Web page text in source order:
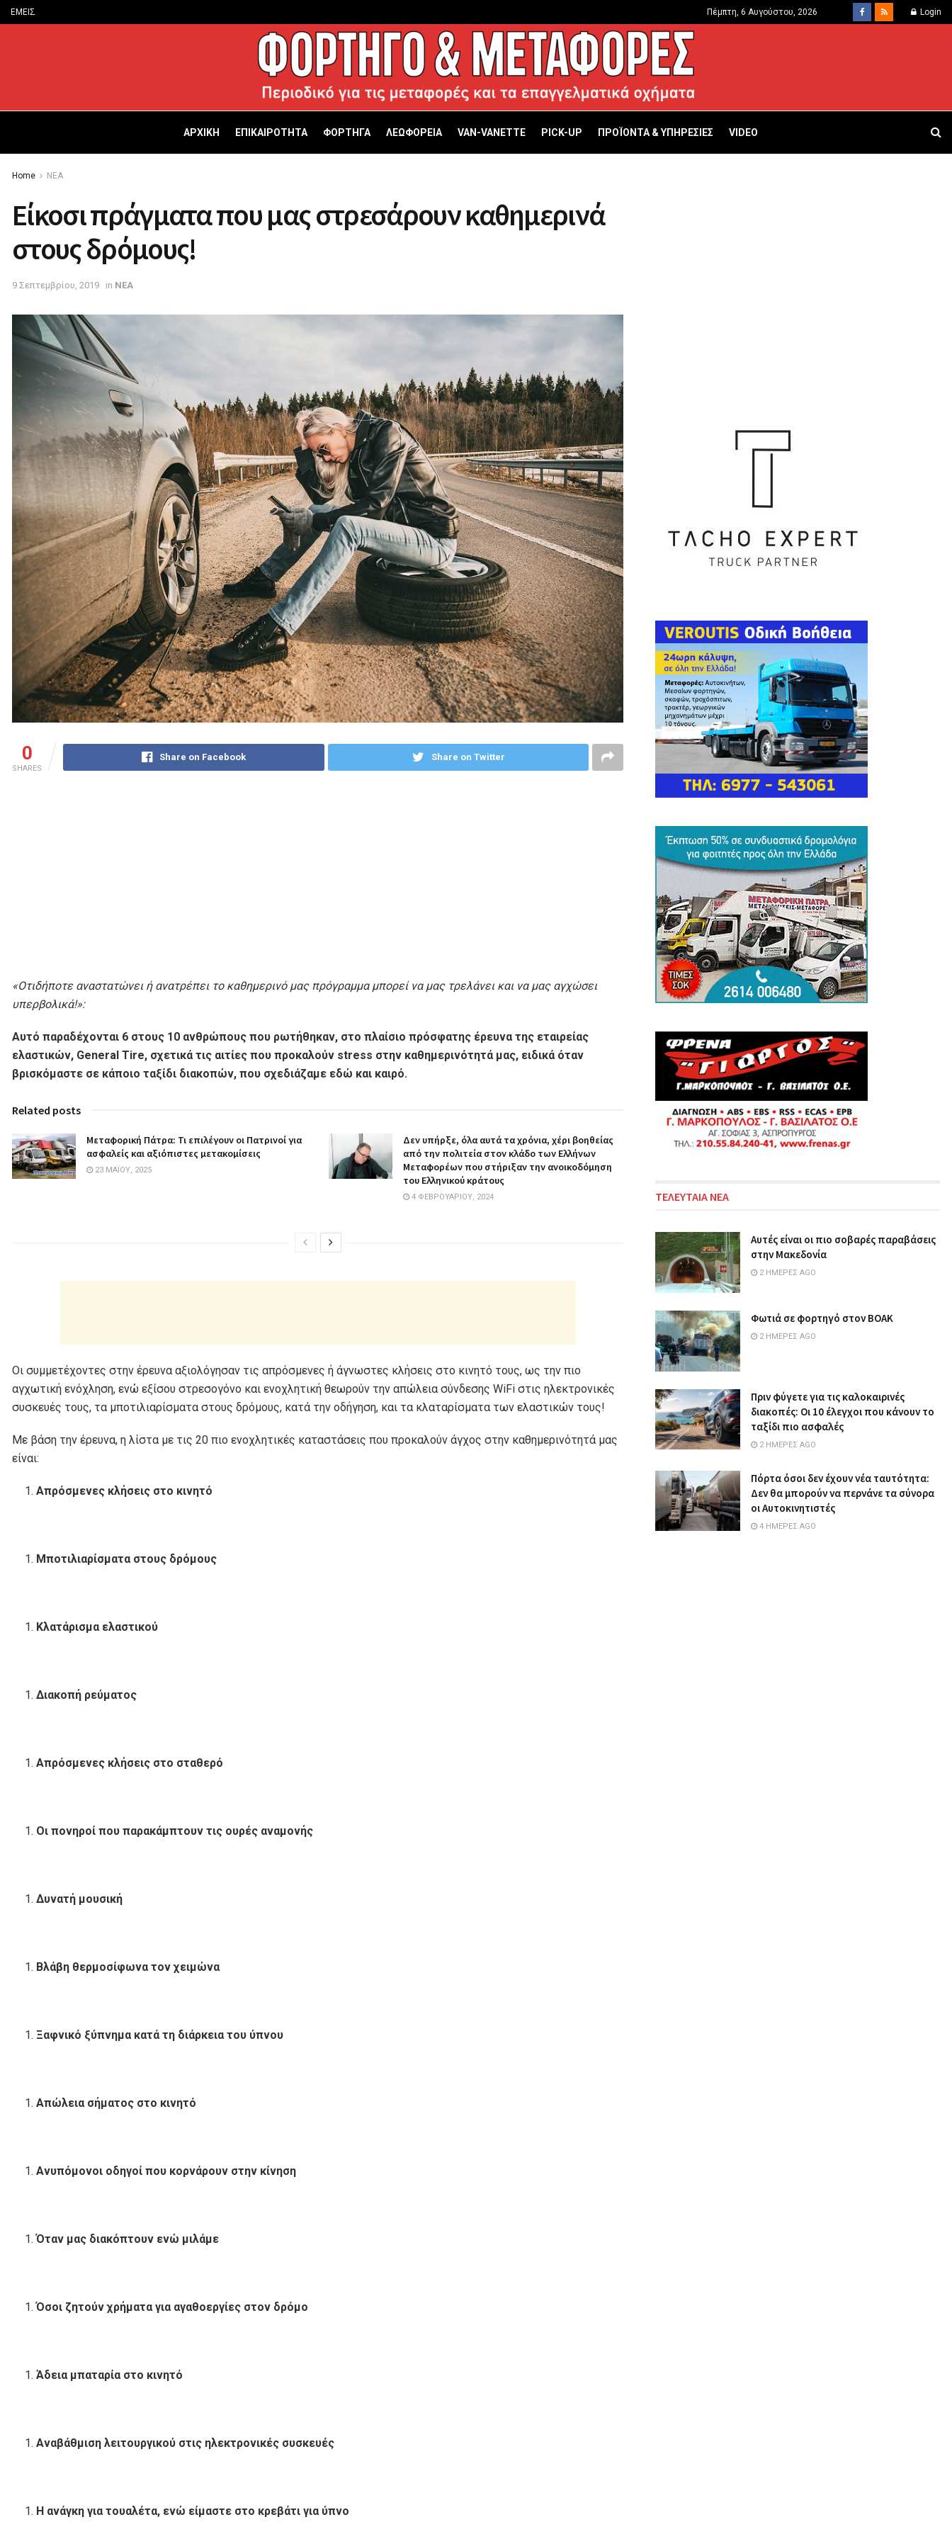
ΕΜΕΙΣ Πέμπτη, 6 Αυγούστου, 2026 Login
ΑΡΧΙΚΗ ΕΠΙΚΑΙΡΟΤΗΤΑ ΦΟΡΤΗΓΑ ΛΕΩΦΟΡΕΙΑ VAN-VANETTΕ PICK-UP ΠΡΟΪΟΝΤΑ & ΥΠΗΡΕΣΙΕΣ VIDEO
Home ΝΕΑ
Είκοσι πράγματα που μας στρεσάρουν καθημερινά
στους δρόμους!
9 Σεπτεμβρίου, 2019 in ΝΕΑ
0
SHARES
Share on Facebook Share on Twitter
«Οτιδήποτε αναστατώνει ή ανατρέπει το καθημερινό μας πρόγραμμα μπορεί να μας τρελάνει και να μας αγχώσει
υπερβολικά!»:
Αυτό παραδέχονται 6 στους 10 ανθρώπους που ρωτήθηκαν, στο πλαίσιο πρόσφατης έρευνα της εταιρείας
ελαστικών, General Tire, σχετικά τις αιτίες που προκαλούν stress στην καθημερινότητά μας, ειδικά όταν
βρισκόμαστε σε κάποιο ταξίδι διακοπών, που σχεδιάζαμε εδώ και καιρό.
Related posts
Μεταφορική Πάτρα: Τι επιλέγουν οι Πατρινοί για
ασφαλείς και αξιόπιστες μετακομίσεις
23 ΜΑΪ́ΟΥ, 2025
Δεν υπήρξε, όλα αυτά τα χρόνια, χέρι βοηθείας
από την πολιτεία στον κλάδο των Ελλήνων
Μεταφορέων που στήριξαν την ανοικοδόμηση
του Ελληνικού κράτους
4 ΦΕΒΡΟΥΑΡΊΟΥ, 2024
Οι συμμετέχοντες στην έρευνα αξιολόγησαν τις απρόσμενες ή άγνωστες κλήσεις στο κινητό τους, ως την πιο
αγχωτική ενόχληση, ενώ εξίσου στρεσογόνο και ενοχλητική θεωρούν την απώλεια σύνδεσης WiFi στις ηλεκτρονικές
συσκευές τους, τα μποτιλιαρίσματα στους δρόμους, κατά την οδήγηση, και τα κλαταρίσματα των ελαστικών τους!
Με βάση την έρευνα, η λίστα με τις 20 πιο ενοχλητικές καταστάσεις που προκαλούν άγχος στην καθημερινότητά μας
είναι:
Απρόσμενες κλήσεις στο κινητό
Μποτιλιαρίσματα στους δρόμους
Κλατάρισμα ελαστικού
Διακοπή ρεύματος
Απρόσμενες κλήσεις στο σταθερό
Οι πονηροί που παρακάμπτουν τις ουρές αναμονής
Δυνατή μουσική
Βλάβη θερμοσίφωνα τον χειμώνα
Ξαφνικό ξύπνημα κατά τη διάρκεια του ύπνου
Απώλεια σήματος στο κινητό
Ανυπόμονοι οδηγοί που κορνάρουν στην κίνηση
Όταν μας διακόπτουν ενώ μιλάμε
Όσοι ζητούν χρήματα για αγαθοεργίες στον δρόμο
Άδεια μπαταρία στο κινητό
Αναβάθμιση λειτουργικού στις ηλεκτρονικές συσκευές
Η ανάγκη για τουαλέτα, ενώ είμαστε στο κρεβάτι για ύπνο
ΤΕΛΕΥΤΑΙΑ ΝΕΑ
Αυτές είναι οι πιο σοβαρές παραβάσεις
στην Μακεδονία
2 ΗΜΈΡΕΣ AGO
Φωτιά σε φορτηγό στον ΒΟΑΚ
2 ΗΜΈΡΕΣ AGO
Πριν φύγετε για τις καλοκαιρινές
διακοπές: Οι 10 έλεγχοι που κάνουν το
ταξίδι πιο ασφαλές
2 ΗΜΈΡΕΣ AGO
Πόρτα όσοι δεν έχουν νέα ταυτότητα:
Δεν θα μπορούν να περνάνε τα σύνορα
οι Αυτοκινητιστές
4 ΗΜΈΡΕΣ AGO